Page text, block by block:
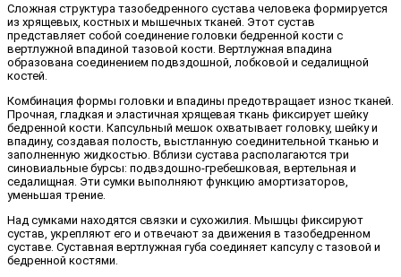
Сложная структура тазобедренного сустава человека формируется
из хрящевых, костных и мышечных тканей. Этот сустав
представляет собой соединение головки бедренной кости с
вертлужной впадиной тазовой кости. Вертлужная впадина
образована соединением подвздошной, лобковой и седалищной
костей.
Комбинация формы головки и впадины предотвращает износ тканей.
Прочная, гладкая и эластичная хрящевая ткань фиксирует шейку
бедренной кости. Капсульный мешок охватывает головку, шейку и
впадину, создавая полость, выстланную соединительной тканью и
заполненную жидкостью. Вблизи сустава располагаются три
синовиальные бурсы: подвздошно-гребешковая, вертельная и
седалищная. Эти сумки выполняют функцию амортизаторов,
уменьшая трение.
Над сумками находятся связки и сухожилия. Мышцы фиксируют
сустав, укрепляют его и отвечают за движения в тазобедренном
суставе. Суставная вертлужная губа соединяет капсулу с тазовой и
бедренной костями.